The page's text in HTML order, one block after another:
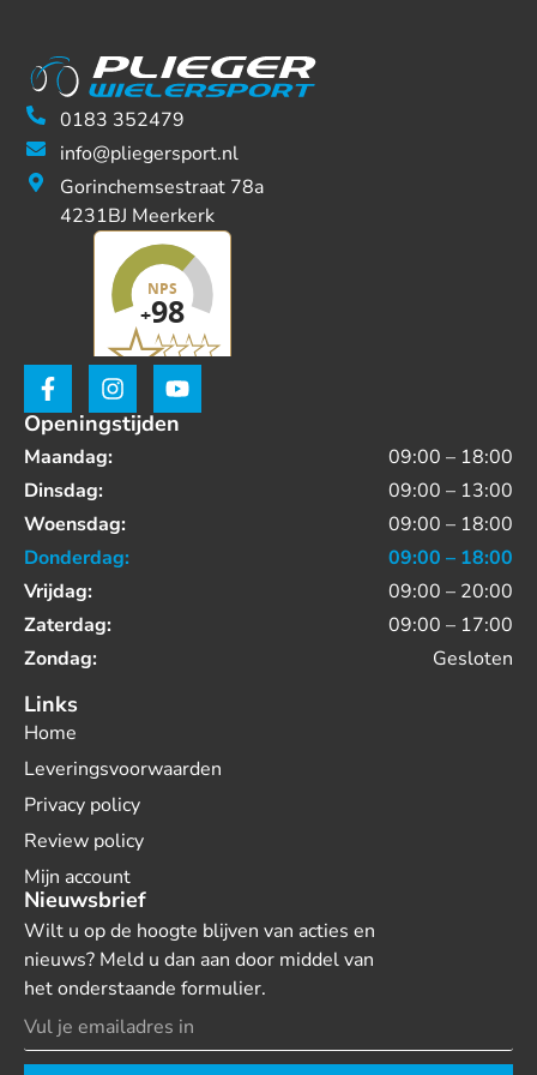
0183 352479
info@pliegersport.nl
Gorinchemsestraat 78a
4231BJ Meerkerk
Openingstijden
Maandag:
09:00 – 18:00
Dinsdag:
09:00 – 13:00
Woensdag:
09:00 – 18:00
Donderdag:
09:00 – 18:00
Vrijdag:
09:00 – 20:00
Zaterdag:
09:00 – 17:00
Zondag:
Gesloten
Links
Home
Leveringsvoorwaarden
Privacy policy
Review policy
Mijn account
Nieuwsbrief
Wilt u op de hoogte blijven van acties en
nieuws? Meld u dan aan door middel van
het onderstaande formulier.